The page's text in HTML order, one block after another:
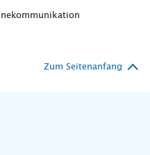
Zum Seitenanfang